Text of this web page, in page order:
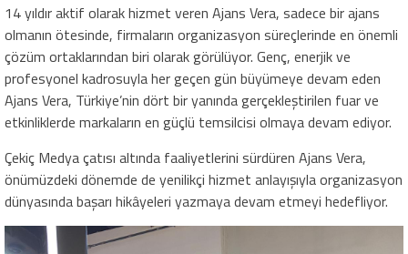
14 yıldır aktif olarak hizmet veren Ajans Vera, sadece bir ajans
olmanın ötesinde, firmaların organizasyon süreçlerinde en önemli
çözüm ortaklarından biri olarak görülüyor. Genç, enerjik ve
profesyonel kadrosuyla her geçen gün büyümeye devam eden
Ajans Vera, Türkiye’nin dört bir yanında gerçekleştirilen fuar ve
etkinliklerde markaların en güçlü temsilcisi olmaya devam ediyor.
Çekiç Medya çatısı altında faaliyetlerini sürdüren Ajans Vera,
önümüzdeki dönemde de yenilikçi hizmet anlayışıyla organizasyon
dünyasında başarı hikâyeleri yazmaya devam etmeyi hedefliyor.